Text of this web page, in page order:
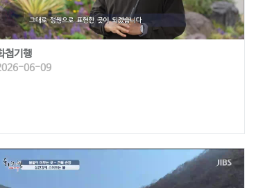
첩기행
06-09